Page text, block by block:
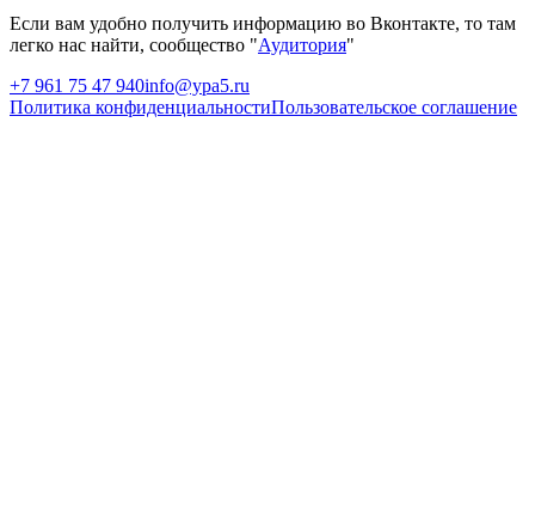
Если вам удобно получить информацию во Вконтакте, то там
легко нас найти, сообщество "Аудитория"
+7 961 75 47 940info@ypa5.ru
Политика конфиденциальностиПользовательское соглашение